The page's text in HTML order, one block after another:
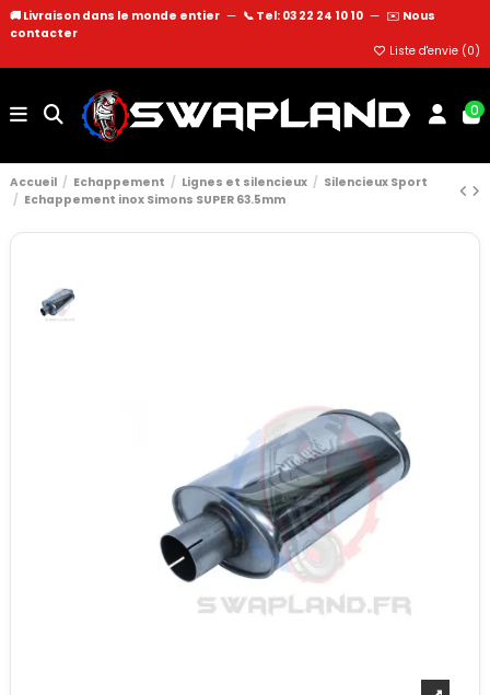
🚚 Livraison dans le monde entier — 📞 Tel: 03 22 24 10 10 — ✉️ Nous
contacter
Liste d'envie (0)
0
Accueil Echappement Lignes et silencieux
Silencieux Sport
Echappement inox Simons SUPER 63.5mm